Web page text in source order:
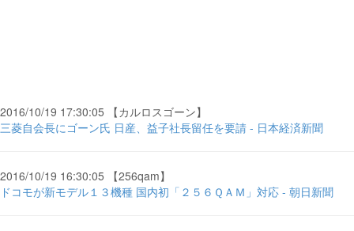
2016/10/19 17:30:05 【カルロスゴーン】
三菱自会長にゴーン氏 日産、益子社長留任を要請 - 日本経済新聞
2016/10/19 16:30:05 【256qam】
ドコモが新モデル１３機種 国内初「２５６ＱＡＭ」対応 - 朝日新聞